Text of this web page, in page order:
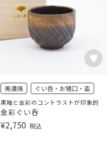
美濃焼 ぐい呑・お猪口・盃
黒釉と金彩のコントラストが印象的
金彩ぐい呑
¥2,750 税込